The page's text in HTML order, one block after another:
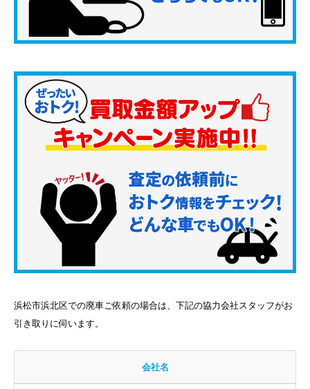
浜松市浜北区での廃車ご依頼の場合は、下記の協力会社スタッフがお
引き取りに伺います。
会社名